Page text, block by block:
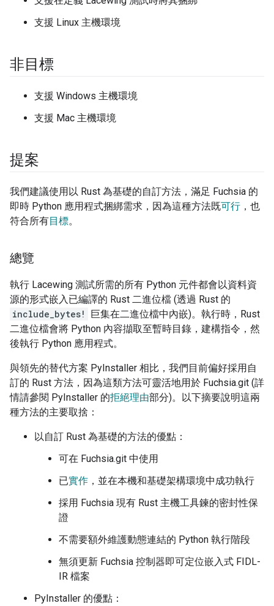
支援 Linux 主機環境
非目標
支援 Windows 主機環境
支援 Mac 主機環境
提案
我們建議使用以 Rust 為基礎的自訂方法，滿足 Fuchsia 的
即時 Python 應用程式捆綁需求，因為這種方法既可行 ，也
符合所有目標。
總覽
執行 Lacewing 測試所需的所有 Python 元件都會以資料資
源的形式嵌入已編譯的 Rust 二進位檔 (透過 Rust 的
include_bytes!
巨集在二進位檔中內嵌)。執行時，Rust
二進位檔會將 Python 內容擷取至暫時目錄，建構指令，然
後執行 Python 應用程式。
與領先的替代方案 PyInstaller 相比，我們目前偏好採用自
訂的 Rust 方法，因為這類方法可靈活地用於 Fuchsia.git (詳
情請參閱 PyInstaller 的拒絕理由部分)。以下摘要說明這兩
種方法的主要取捨：
以自訂 Rust 為基礎的方法的優點：
可在 Fuchsia.git 中使用
已實作 ，並在本機和基礎架構環境中成功執行
採用 Fuchsia 現有 Rust 主機工具鍊的密封性保
證
不需要額外維護動態連結的 Python 執行階段
無須更新 Fuchsia 控制器即可定位嵌入式 FIDL-
IR 檔案
PyInstaller 的優點：